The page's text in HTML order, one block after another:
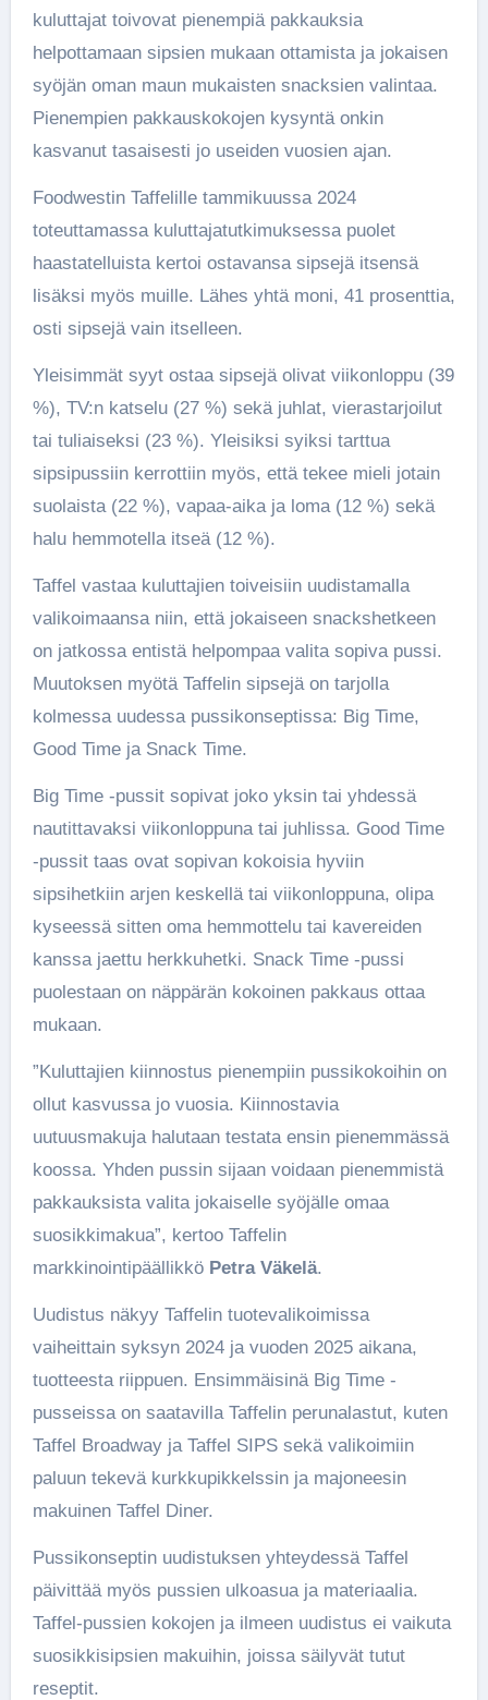
kuluttajat toivovat pienempiä pakkauksia
helpottamaan sipsien mukaan ottamista ja jokaisen
syöjän oman maun mukaisten snacksien valintaa.
Pienempien pakkauskokojen kysyntä onkin
kasvanut tasaisesti jo useiden vuosien ajan.
Foodwestin Taffelille tammikuussa 2024
toteuttamassa kuluttajatutkimuksessa puolet
haastatelluista kertoi ostavansa sipsejä itsensä
lisäksi myös muille. Lähes yhtä moni, 41 prosenttia,
osti sipsejä vain itselleen.
Yleisimmät syyt ostaa sipsejä olivat viikonloppu (39
%), TV:n katselu (27 %) sekä juhlat, vierastarjoilut
tai tuliaiseksi (23 %). Yleisiksi syiksi tarttua
sipsipussiin kerrottiin myös, että tekee mieli jotain
suolaista (22 %), vapaa-aika ja loma (12 %) sekä
halu hemmotella itseä (12 %).
Taffel vastaa kuluttajien toiveisiin uudistamalla
valikoimaansa niin, että jokaiseen snackshetkeen
on jatkossa entistä helpompaa valita sopiva pussi.
Muutoksen myötä Taffelin sipsejä on tarjolla
kolmessa uudessa pussikonseptissa: Big Time,
Good Time ja Snack Time.
Big Time -pussit sopivat joko yksin tai yhdessä
nautittavaksi viikonloppuna tai juhlissa. Good Time
-pussit taas ovat sopivan kokoisia hyviin
sipsihetkiin arjen keskellä tai viikonloppuna, olipa
kyseessä sitten oma hemmottelu tai kavereiden
kanssa jaettu herkkuhetki. Snack Time -pussi
puolestaan on näppärän kokoinen pakkaus ottaa
mukaan.
”Kuluttajien kiinnostus pienempiin pussikokoihin on
ollut kasvussa jo vuosia. Kiinnostavia
uutuusmakuja halutaan testata ensin pienemmässä
koossa. Yhden pussin sijaan voidaan pienemmistä
pakkauksista valita jokaiselle syöjälle omaa
suosikkimakua”, kertoo Taffelin
markkinointipäällikkö Petra Väkelä.
Uudistus näkyy Taffelin tuotevalikoimissa
vaiheittain syksyn 2024 ja vuoden 2025 aikana,
tuotteesta riippuen. Ensimmäisinä Big Time -
pusseissa on saatavilla Taffelin perunalastut, kuten
Taffel Broadway ja Taffel SIPS sekä valikoimiin
paluun tekevä kurkkupikkelssin ja majoneesin
makuinen Taffel Diner.
Pussikonseptin uudistuksen yhteydessä Taffel
päivittää myös pussien ulkoasua ja materiaalia.
Taffel-pussien kokojen ja ilmeen uudistus ei vaikuta
suosikkisipsien makuihin, joissa säilyvät tutut
reseptit.